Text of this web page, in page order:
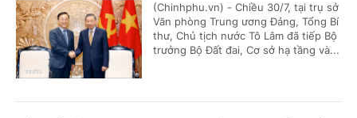
(Chinhphu.vn) - Chiều 30/7, tại trụ sở
Văn phòng Trung ương Đảng, Tổng Bí
thư, Chủ tịch nước Tô Lâm đã tiếp Bộ
trưởng Bộ Đất đai, Cơ sở hạ tầng và...